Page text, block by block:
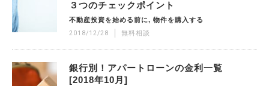
３つのチェックポイント
不動産投資を始める前に 物件を購入する
2018/12/28 無料相談
銀行別！アパートローンの金利一覧
[2018年10月]